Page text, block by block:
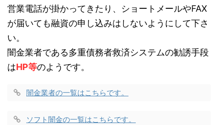
営業電話が掛かってきたり、ショートメールやFAX
が届いても融資の申し込みはしないようにして下さ
い。
闇金業者である多重債務者救済システムの勧誘手段
はHP等のようです。
闇金業者の一覧はこちらです。
ソフト闇金の一覧はこちらです。